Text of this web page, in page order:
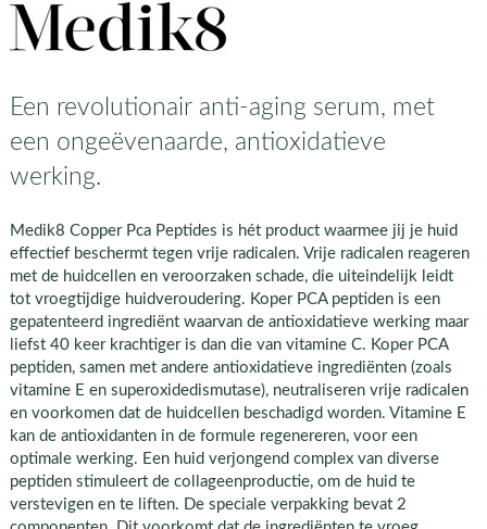
Een revolutionair anti-aging serum, met
een ongeëvenaarde, antioxidatieve
werking.
Medik8 Copper Pca Peptides is hét product waarmee jij je huid
effectief beschermt tegen vrije radicalen. Vrije radicalen reageren
met de huidcellen en veroorzaken schade, die uiteindelijk leidt
tot vroegtijdige huidveroudering. Koper PCA peptiden is een
gepatenteerd ingrediënt waarvan de antioxidatieve werking maar
liefst 40 keer krachtiger is dan die van vitamine C. Koper PCA
peptiden, samen met andere antioxidatieve ingrediënten (zoals
vitamine E en superoxidedismutase), neutraliseren vrije radicalen
en voorkomen dat de huidcellen beschadigd worden. Vitamine E
kan de antioxidanten in de formule regenereren, voor een
optimale werking. Een huid verjongend complex van diverse
peptiden stimuleert de collageenproductie, om de huid te
verstevigen en te liften. De speciale verpakking bevat 2